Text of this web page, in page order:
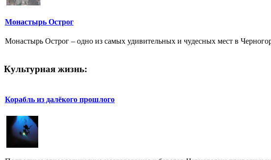
Монастырь Острог
Монастырь Острог – одно из самых удивительных и чудесных мест в
Культурная жизнь:
Корабль из далёкого прошлого